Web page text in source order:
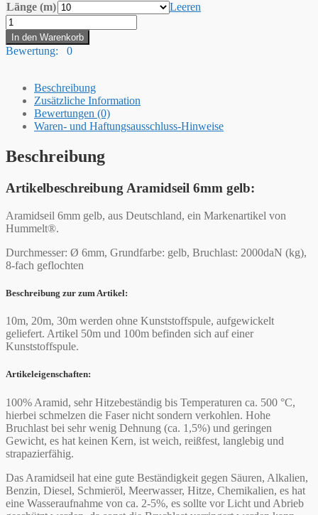
Länge (m)
Leeren
Hummelt®
Aramidseil
6mm
gelb
In den Warenkorb
Bewertung: 0
Beschreibung
Zusätzliche Information
Bewertungen (0)
Waren- und Haftungsausschluss-Hinweise
Beschreibung
Artikelbeschreibung Aramidseil 6mm gelb:
Aramidseil 6mm gelb, aus Deutschland, ein Markenartikel von
Hummelt®.
Durchmesser: Ø 6mm, Grundfarbe: gelb, Bruchlast: 2000daN (kg),
8-fach geflochten
Beschreibung zur zum Artikel:
10m, 20m, 30m werden ohne Kunststoffspule, aufgewickelt
geliefert. Artikel 50m und 100m befinden sich auf einer
Kunststoffspule.
Artikeleigenschaften:
100% Aramid, sehr Hitzebeständig bis Temperaturen ca. 500 °C,
hierbei schmelzen die Faser nicht sondern verkohlen. Hohe
Bruchlast bei sehr wenig Dehnung (ca. 1,5%) und geringen
Gewicht, es hat keinen Kern, ist weich, reißfest, langlebig und
strapazierfähig.
Das Aramidseil hat eine gute Beständigkeit gegen Säuren, Alkalien,
Benzin, Diesel, Schmieröl, Meerwasser, Hitze, Chemikalien, es hat
eine Wasseraufnahme von ca. 2-5%, es sollte vor Licht und Abrieb